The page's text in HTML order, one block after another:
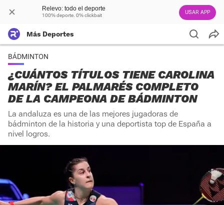
Relevo: todo el deporte
100% deporte. 0% clickbait USAR APP
Más Deportes
BÁDMINTON
¿CUÁNTOS TÍTULOS TIENE CAROLINA
MARÍN? EL PALMARÉS COMPLETO
DE LA CAMPEONA DE BÁDMINTON
La andaluza es una de las mejores jugadoras de
bádminton de la historia y una deportista top de España a
nivel logros.